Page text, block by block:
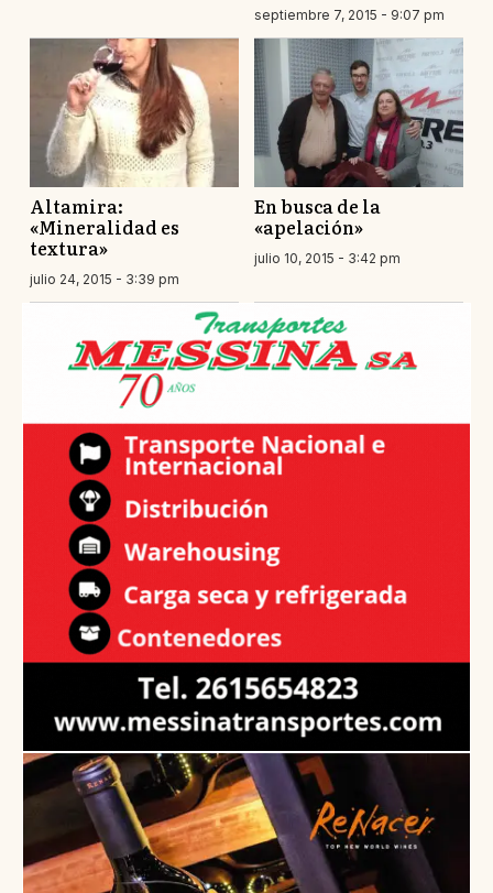
septiembre 7, 2015 - 9:07 pm
Altamira:
«Mineralidad es
textura»
julio 24, 2015 - 3:39 pm
En busca de la
«apelación»
julio 10, 2015 - 3:42 pm